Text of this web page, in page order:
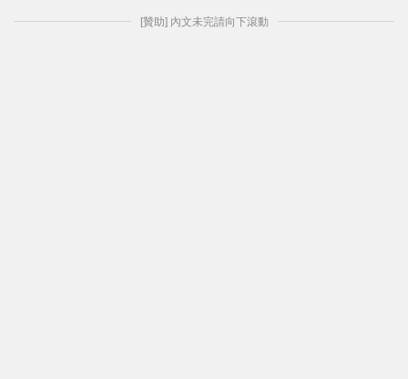
[贊助] 內文未完請向下滾動